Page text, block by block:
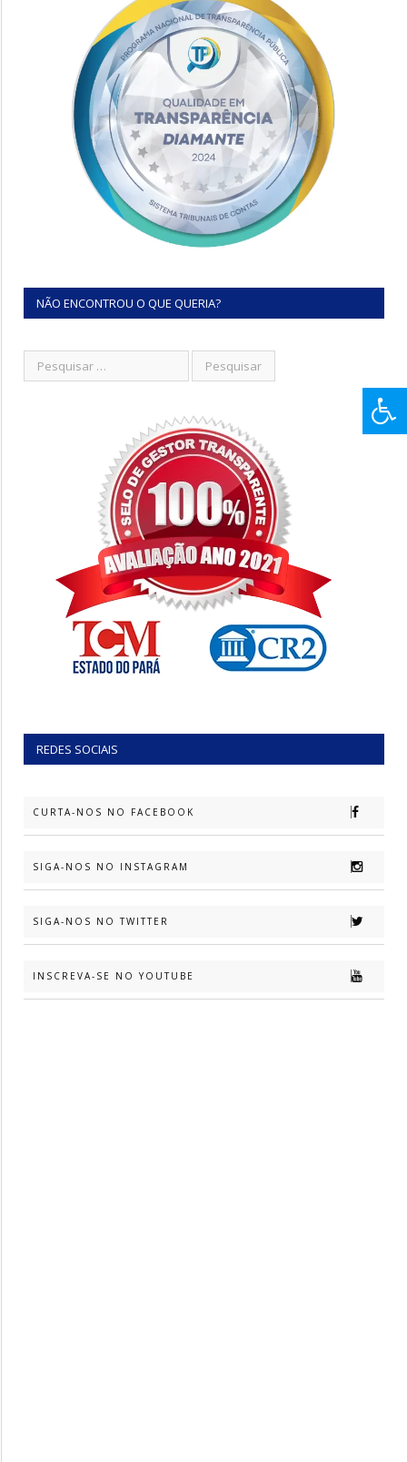
NÃO ENCONTROU O QUE QUERIA?
REDES SOCIAIS
CURTA-NOS NO FACEBOOK
SIGA-NOS NO INSTAGRAM
SIGA-NOS NO TWITTER
INSCREVA-SE NO YOUTUBE